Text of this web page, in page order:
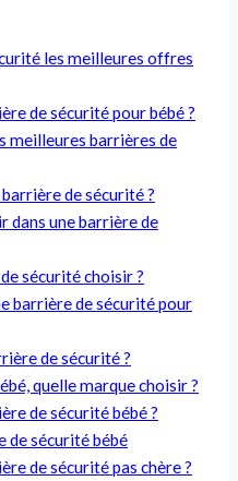
les meilleures offres
de sécurité pour bébé ?
meilleures barrières de
de sécurité ?
dans une barrière de
sécurité choisir ?
barrière de sécurité pour
de sécurité ?
quelle marque choisir ?
de sécurité bébé ?
de sécurité bébé
de sécurité pas chère ?